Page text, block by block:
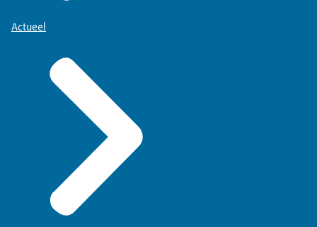
Actueel